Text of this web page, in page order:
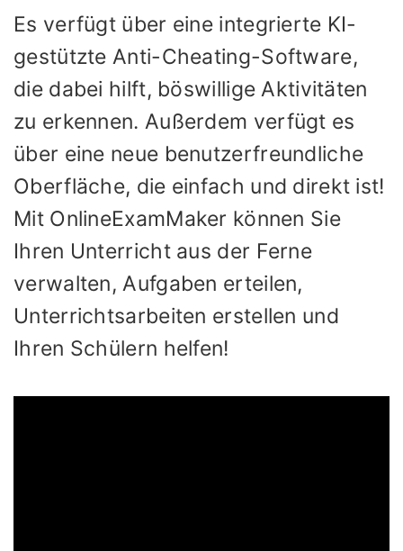
Es verfügt über eine integrierte KI-
gestützte Anti-Cheating-Software,
die dabei hilft, böswillige Aktivitäten
zu erkennen. Außerdem verfügt es
über eine neue benutzerfreundliche
Oberfläche, die einfach und direkt ist!
Mit OnlineExamMaker können Sie
Ihren Unterricht aus der Ferne
verwalten, Aufgaben erteilen,
Unterrichtsarbeiten erstellen und
Ihren Schülern helfen!